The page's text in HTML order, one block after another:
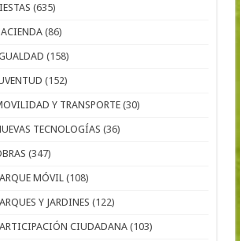
(635)
(86)
(158)
(152)
Y TRANSPORTE (30)
TECNOLOGÍAS (36)
(347)
MÓVIL (108)
Y JARDINES (122)
CIUDADANA (103)